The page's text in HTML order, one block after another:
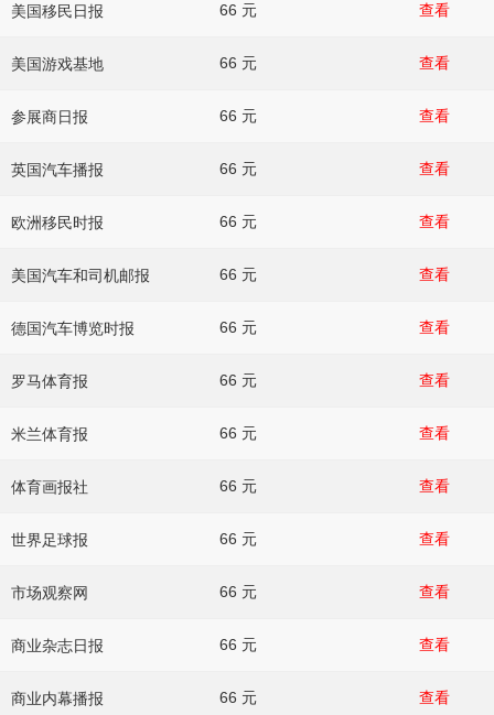
美国移民日报 66 元 查看
美国游戏基地 66 元 查看
参展商日报 66 元 查看
英国汽车播报 66 元 查看
欧洲移民时报 66 元 查看
美国汽车和司机邮报 66 元 查看
德国汽车博览时报 66 元 查看
罗马体育报 66 元 查看
米兰体育报 66 元 查看
体育画报社 66 元 查看
世界足球报 66 元 查看
市场观察网 66 元 查看
商业杂志日报 66 元 查看
商业内幕播报 66 元 查看